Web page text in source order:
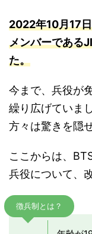
2022年10月17
メンバーである
た。
今まで、兵役が
繰り広げていま
方々は驚きを隠
ここからは、
兵役について、
徴兵制とは？